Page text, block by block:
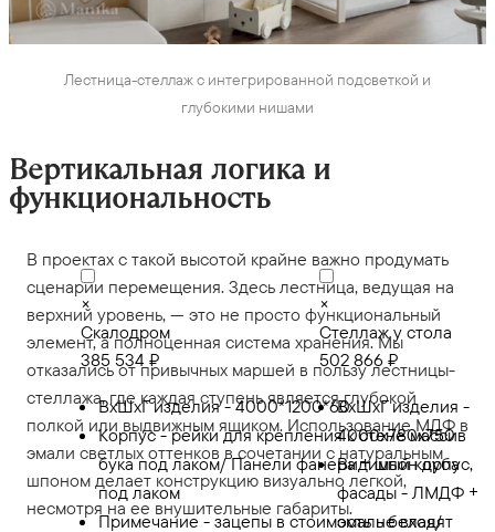
Лестница-стеллаж с интегрированной подсветкой и
глубокими нишами
Вертикальная логика и
функциональность
В проектах с такой высотой крайне важно продумать
сценарии перемещения. Здесь лестница, ведущая на
верхний уровень, — это не просто функциональный
элемент, а полноценная система хранения. Мы
отказались от привычных маршей в пользу лестницы-
стеллажа, где каждая ступень является глубокой
полкой или выдвижным ящиком. Использование МДФ в
эмали светлых оттенков в сочетании с натуральным
шпоном делает конструкцию визуально легкой,
несмотря на ее внушительные габариты.
×
Скалодром
385 534 ₽
ВхШхГ изделия - 4000*1200*60
Корпус - рейки для крепления к стене массив
бука под лаком/ Панели фанера + шпон дуба
под лаком
Примечание - зацепы в стоимость не входят
×
Стеллаж у стола
502 866 ₽
ВхШхГ изделия -
4000х780х750
Видимый корпус,
фасады - ЛМДФ +
эмаль белая/